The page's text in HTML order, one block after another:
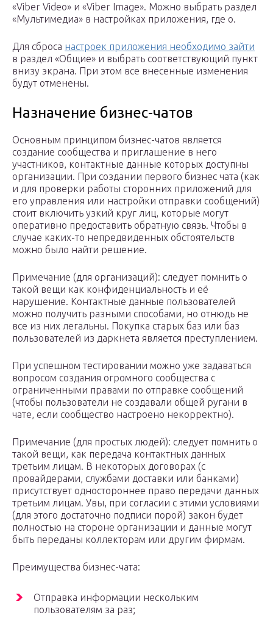
«Viber Video» и «Viber Image». Можно выбрать раздел
«Мультимедиа» в настройках приложения, где о.
Для сброса настроек приложения необходимо зайти
в раздел «Общие» и выбрать соответствующий пункт
внизу экрана. При этом все внесенные изменения
будут отменены.
Назначение бизнес-чатов
Основным принципом бизнес-чатов является
создание сообщества и приглашение в него
участников, контактные данные которых доступны
организации. При создании первого бизнес чата (как
и для проверки работы сторонних приложений для
его управления или настройки отправки сообщений)
стоит включить узкий круг лиц, которые могут
оперативно предоставить обратную связь. Чтобы в
случае каких-то непредвиденных обстоятельств
можно было найти решение.
Примечание (для организаций): следует помнить о
такой вещи как конфиденциальность и её
нарушение. Контактные данные пользователей
можно получить разными способами, но отнюдь не
все из них легальны. Покупка старых баз или баз
пользователей из даркнета является преступлением.
При успешном тестировании можно уже задаваться
вопросом создания огромного сообщества с
ограниченными правами по отправке сообщений
(чтобы пользователи не создавали общей ругани в
чате, если сообщество настроено некорректно).
Примечание (для простых людей): следует помнить о
такой вещи, как передача контактных данных
третьим лицам. В некоторых договорах (с
провайдерами, службами доставки или банками)
присутствует одностороннее право передачи данных
третьим лицам. Увы, при согласии с этими условиями
(для этого достаточно подписи порой) закон будет
полностью на стороне организации и данные могут
быть переданы коллекторам или другим фирмам.
Преимущества бизнес-чата:
Отправка информации нескольким
пользователям за раз;